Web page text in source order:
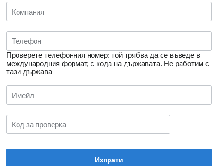
Проверете телефонния номер: той трябва да се въведе в
международния формат, с кода на държавата. Не работим с
тази държава